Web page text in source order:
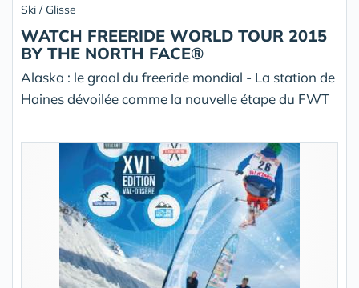
Ski / Glisse
WATCH FREERIDE WORLD TOUR 2015
BY THE NORTH FACE®
Alaska : le graal du freeride mondial - La station de
Haines dévoilée comme la nouvelle étape du FWT